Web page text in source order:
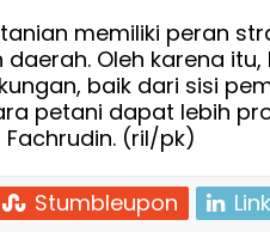
memiliki peran
Oleh karena itu,
baik dari sisi
petani dapat lebih
(ril/pk)
Stumbleupon